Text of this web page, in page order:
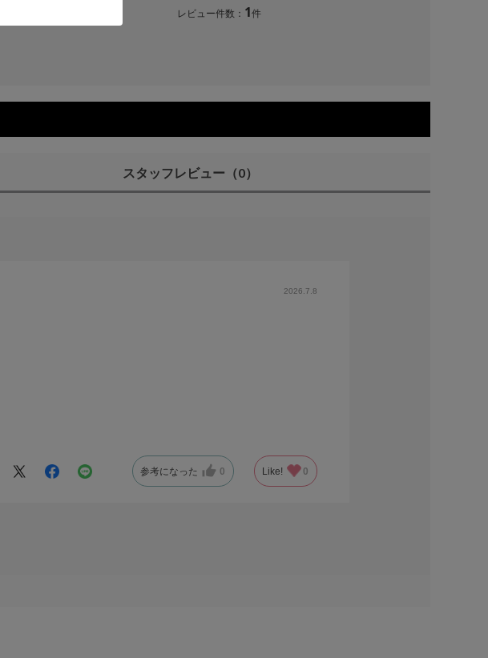
レビュー件数： 1件
スタッフレビュー （0）
2026.7.8
参考になった 0 Like! 0